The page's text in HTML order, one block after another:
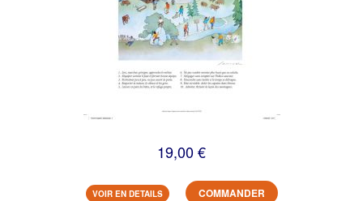
19,00 €
VOIR EN DETAILS COMMANDER